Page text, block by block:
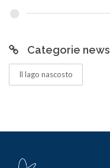
Categorie news
Il lago nascosto